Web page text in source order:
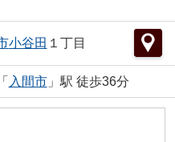
小谷田 １丁目
「 入間市」駅 徒歩36分